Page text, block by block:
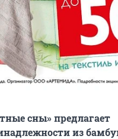
сны» предлагает
из